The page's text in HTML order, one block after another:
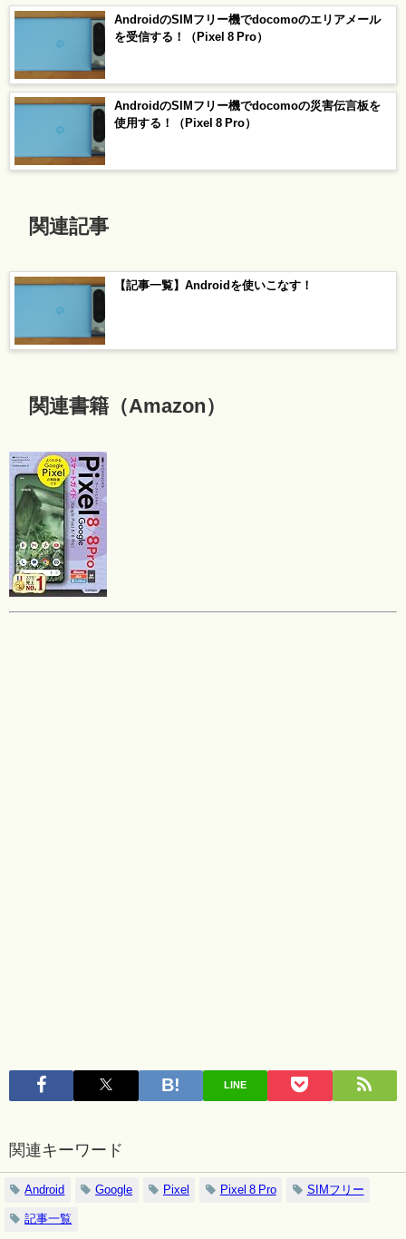
AndroidのSIMフリー機でdocomoのエリアメール
を受信する！（Pixel 8 Pro）
AndroidのSIMフリー機でdocomoの災害伝言板を
使用する！（Pixel 8 Pro）
関連記事
【記事一覧】Androidを使いこなす！
関連書籍（Amazon）
LINE
関連キーワード
Android Google Pixel Pixel 8 Pro SIMフリー
記事一覧